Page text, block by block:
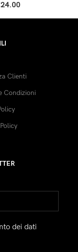
24.00
Clienti
Condizioni
dei dati